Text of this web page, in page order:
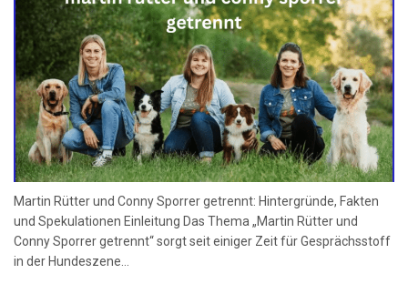
Martin Rütter und Conny Sporrer getrennt: Hintergründe, Fakten
und Spekulationen Einleitung Das Thema „Martin Rütter und
Conny Sporrer getrennt“ sorgt seit einiger Zeit für Gesprächsstoff
in der Hundeszene...